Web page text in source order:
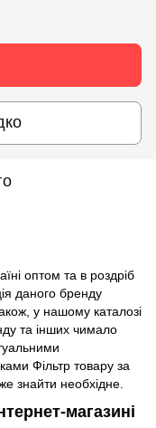
оптом та в роздріб
даного бренду
у нашому каталозі
та інших чимало
Фільтр товару за
знайти необхідне.
магазині